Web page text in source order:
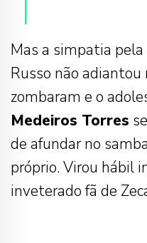
Mas a simpatia
Russo não
zombaram e o
Medeiros Torres
de afundar no
próprio. Virou hábil
inveterado fã de